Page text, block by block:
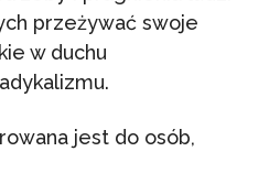
przeżywać swoje
w duchu
jest do osób,